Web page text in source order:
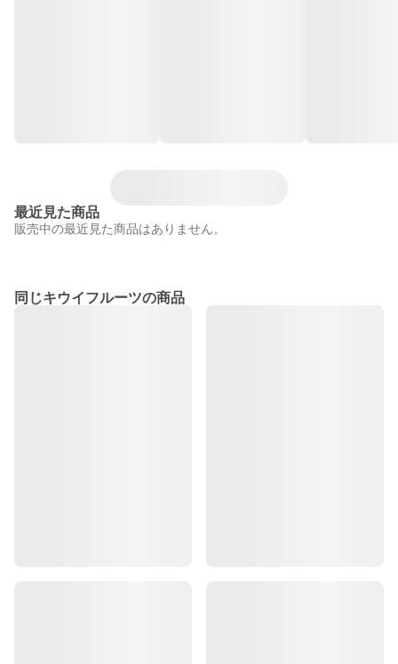
最近見た商品
販売中の最近見た商品はありません。
同じキウイフルーツの商品